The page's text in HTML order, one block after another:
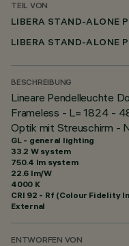
TEIL VON
LIBERA STAND-ALONE
BESCHREIBUNG
Lineare Pendelleuchte
Frameless - L= 1824 -
Optik mit Streuschirm -
GL - general lighting
33.2 W system
750.4 lm system
22.6 lm/W
4000 K
CRI 92 - Rf (Colour Fidelity
External
ENTWORFEN VON